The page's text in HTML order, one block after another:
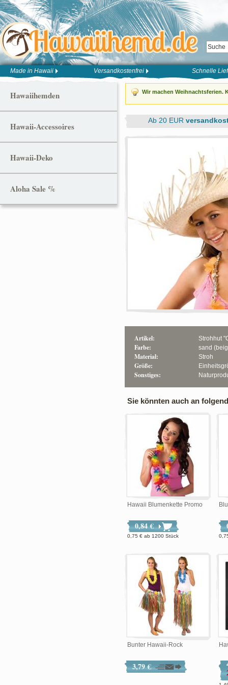
Made in Hawaii Versandkostenfrei Schnelle
Wir machen Weihnachtsferien.
Ab 20 EUR
Artikel: Strohhut
Farbe: sand
Material: Stroh
Größe:
Sonstiges:
Sie könnten auch an
Hawaii Blumenkette Promo
0,84 €
0,75 € ab 1200 Stück
Bunter Hawaii-Rock
3,79 €
Hawaiihemden
Hawaii-Accessoires
Hawaii-Deko
Aloha Sale %